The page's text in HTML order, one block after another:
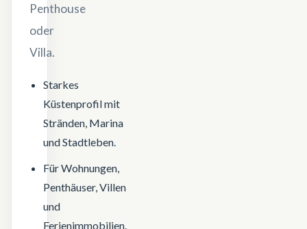
Penthouse
oder
Villa.
Starkes
Küstenprofil mit
Stränden, Marina
und Stadtleben.
Für Wohnungen,
Penthäuser, Villen
und
Ferienimmobilien.